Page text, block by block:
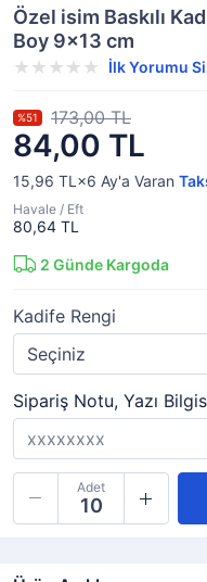
Özel isim Baskılı
Boy 9x13 cm
İlk Yorumu
84,00 TL
%51 173,00 TL
15,96 TL×6 Ay'a Varan
Havale / Eft
80,64 TL
2 Günde Kargoda
Kadife Rengi
Sipariş Notu, Yazı
Adet